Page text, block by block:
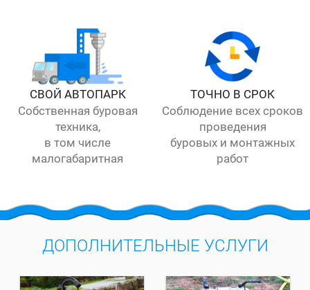
СВОЙ АВТОПАРК
Собственная буровая
техника,
в том числе
малогабаритная
ТОЧНО В СРОК
Соблюдение всех сроков
проведения
буровых и монтажных
работ
ДОПОЛНИТЕЛЬНЫЕ УСЛУГИ